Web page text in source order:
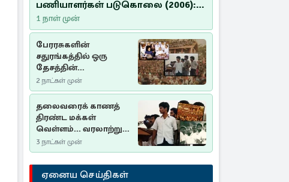
பணியாளர்கள் படுகொலை (2006):
20 ஆண்டுகளாகியும் நீதி
மறுக்கப்பட்ட மனிதாபிமானப்
பேரவலம்
1 நாள் முன்
பேரரசுகளின்
சதுரங்கத்தில் ஒரு
தேசத்தின்
தீர்க்கதரிசனம் :
சுதுமலை பிரகடனம்
ஒரு வரலாற்றுப் பாடம்
2 நாட்கள் முன்
தலைவரைக் காணத்
திரண்ட மக்கள்
வெள்ளம்... வரலாற்றுச்
சிறப்புமிக்க சுதுமலைப்
பிரகடனம்…
3 நாட்கள் முன்
ஏனைய செய்திகள்